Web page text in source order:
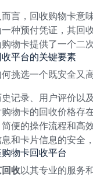
而言，回收购物卡意
种预付凭证，其回
购物卡提供了一个二
平台的关键要素
挑选一个既安全又
史记录、用户评价以
购物卡的回收价格存
简便的操作流程和高
息和卡片信息的安全
物卡回收平台
收以其专业的服务